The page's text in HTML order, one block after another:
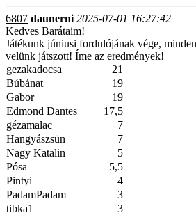
6807 daunerni 2025-07-01 16:27:42
Kedves Barátaim!
Játékunk júniusi fordulójának vége,
velünk játszott! Íme az eredmények!
gezakadocsa
21
Búbánat
19
Gabor
19
Edmond Dantes
17,5
gézamalac
7
Hangyászsün
7
Nagy Katalin
5
Pósa
5,5
Pintyi
4
PadamPadam
3
tibka1
3